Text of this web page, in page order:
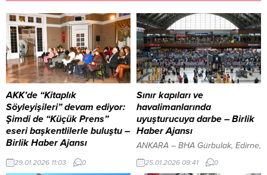
AKK’de “Kitaplık
Söyleyişileri” devam ediyor:
Şimdi de “Küçük Prens”
eseri başkentlilerle buluştu –
Birlik Haber Ajansı
ANKARA – BHA Ankara Kent
Konseyi (AKK) Kültür Sanat
29.01.2026 11:03 0
Sınır kapıları ve
havalimanlarında
uyuşturucuya darbe – Birlik
Haber Ajansı
ANKARA – BHA Gürbulak, Edirne,
Kapıköy, Hamzabeyli ve İpsala
Gümrük Kapıları ile Mersin
25.01.2026 09:41 0